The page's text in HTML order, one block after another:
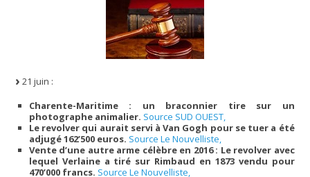
21 juin :
Charente-Maritime : un braconnier tire sur un
photographe animalier. Source SUD OUEST,
Le revolver qui aurait servi à Van Gogh pour se tuer a été
adjugé 162’500 euros. Source Le Nouvelliste,
Vente d’une autre arme célèbre en 2016 : Le revolver avec
lequel Verlaine a tiré sur Rimbaud en 1873 vendu pour
470’000 francs. Source Le Nouvelliste,